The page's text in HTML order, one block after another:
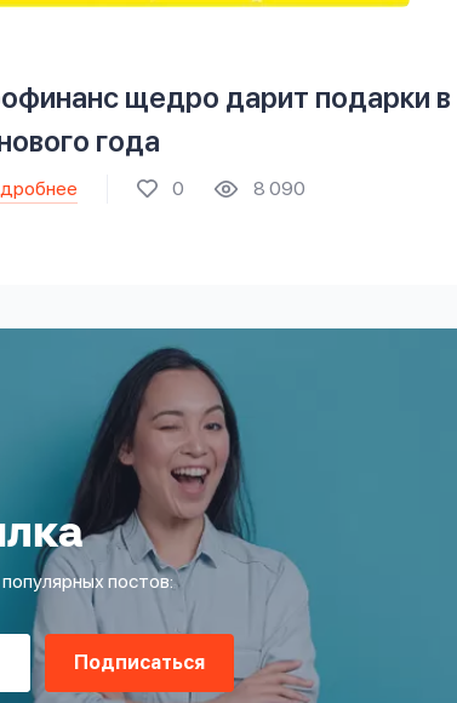
щедро дарит подарки в
года
0 8 090
постов:
Подписаться